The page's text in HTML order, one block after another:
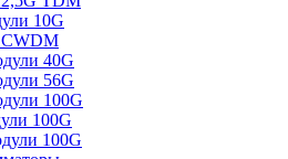
10G
40G
56G
100G
100G
100G